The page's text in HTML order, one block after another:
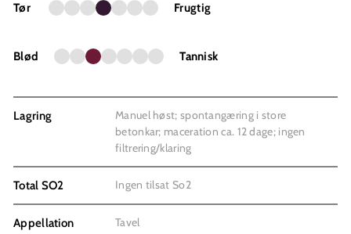
Tør Frugtig
Blød Tannisk
Lagring
Manuel høst; spontangæring i store
betonkar; maceration ca. 12 dage; ingen
filtrering/­klaring
Total SO2 Ingen tilsat So2
Appellation Tavel